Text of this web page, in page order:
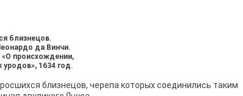
близнецов.
да Винчи.
«О происхождении,
уродов», 1634 год.
близнецов, черепа которых со­единились таким